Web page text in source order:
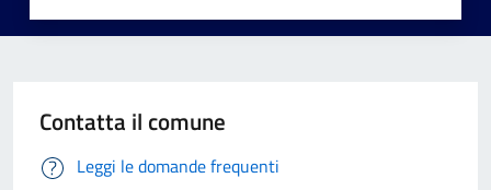
Contatta il comune
Leggi le domande frequenti